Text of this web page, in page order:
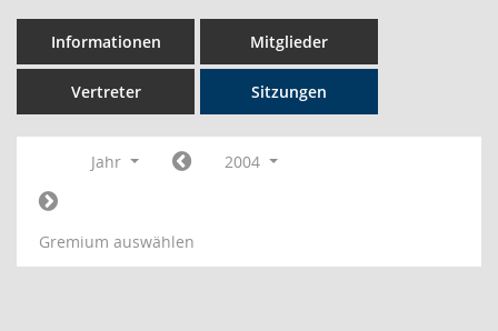
Informationen Mitglieder
Vertreter Sitzungen
Jahr 2004
Gremium auswählen